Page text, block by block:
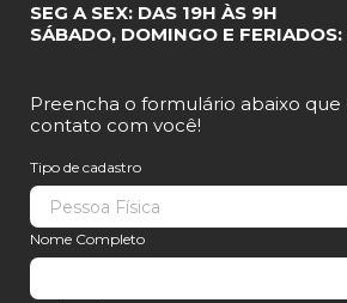
SEG A SEX: DAS 19H ÀS 9H
SÁBADO, DOMINGO E
Preencha o formulário abaixo
contato com você!
Tipo de cadastro
Nome Completo